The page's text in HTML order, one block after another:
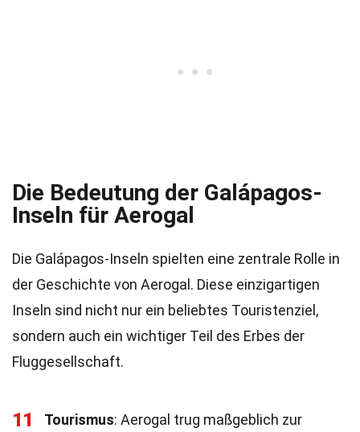
Die Bedeutung der Galápagos-
Inseln für Aerogal
Die Galápagos-Inseln spielten eine zentrale Rolle in
der Geschichte von Aerogal. Diese einzigartigen
Inseln sind nicht nur ein beliebtes Touristenziel,
sondern auch ein wichtiger Teil des Erbes der
Fluggesellschaft.
11 Tourismus: Aerogal trug maßgeblich zur